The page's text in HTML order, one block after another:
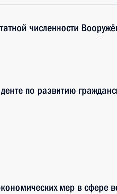
численности
по развитию
мер в сфере